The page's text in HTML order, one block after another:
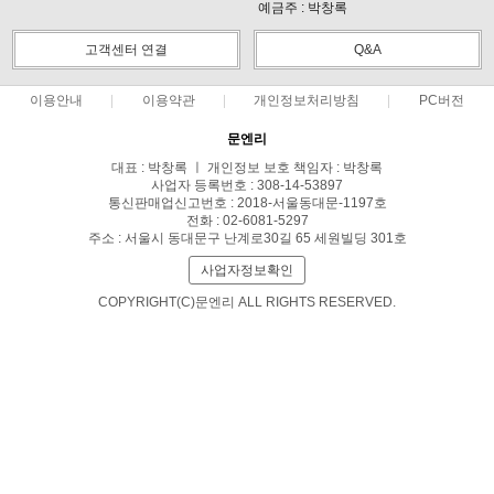
예금주 : 박창록
고객센터 연결 Q&A
이용안내 이용약관 개인정보처리방침 PC버전
문엔리
대표 : 박창록 ㅣ 개인정보 보호 책임자 : 박창록
사업자 등록번호 : 308-14-53897
통신판매업신고번호 : 2018-서울동대문-1197호
전화 : 02-6081-5297
주소 : 서울시 동대문구 난계로30길 65 세원빌딩 301호
사업자정보확인
COPYRIGHT(C)문엔리 ALL RIGHTS RESERVED.